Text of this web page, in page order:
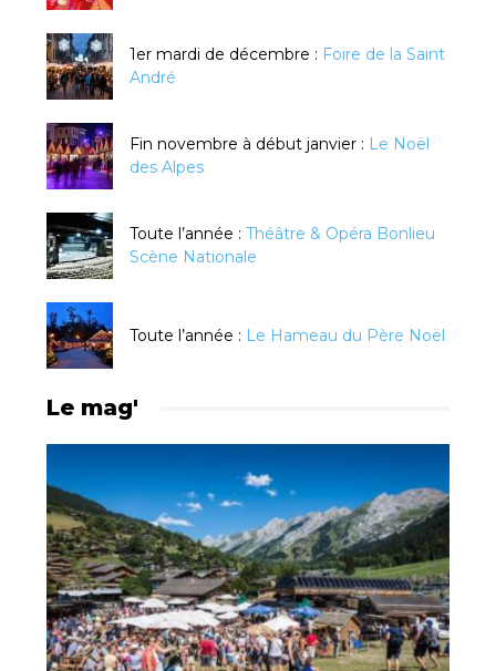
1er mardi de décembre : Foire de la Saint
André
Fin novembre à début janvier : Le Noël
des Alpes
Toute l’année : Théâtre & Opéra Bonlieu
Scène Nationale
Toute l’année : Le Hameau du Père Noël
Le mag'